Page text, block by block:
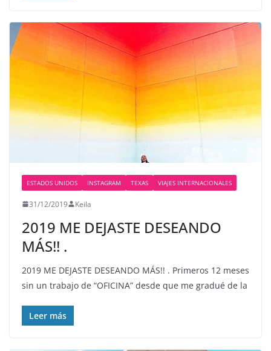
ESTADOS UNIDOS INSTAGRAM TEXAS VIAJES INTERNACIONALES
31/12/2019 Keila
2019 ME DEJASTE DESEANDO
MÁS!! .
2019 ME DEJASTE DESEANDO MÁS!! . Primeros 12 meses
sin un trabajo de “OFICINA” desde que me gradué de la
Leer más